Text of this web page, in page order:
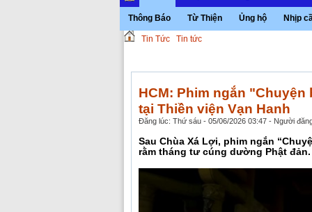
Thông Báo Từ Thiện Ủng hộ Nhịp
Tin Tức Tin tức
HCM: Phim ngắn
tại Thiền viện Vạn Hanh
Đăng lúc: Thứ sáu - 05/06/2026 03:47 - Người
Sau Chùa Xá Lợi, phim ngắn
rằm tháng tư cúng dường Phật đản.